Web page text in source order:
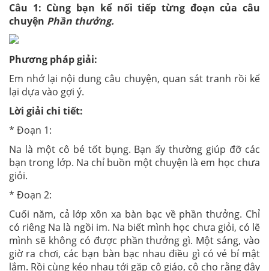
Câu 1: Cùng bạn kể nối tiếp từng đoạn của câu
chuyện Phần thưởng.
Phương pháp giải:
Em nhớ lại nội dung câu chuyện, quan sát tranh rồi kể
lại dựa vào gợi ý.
Lời giải chi tiết:
* Đoạn 1:
Na là một cô bé tốt bụng. Bạn ấy thường giúp đỡ các
bạn trong lớp. Na chỉ buồn một chuyện là em học chưa
giỏi.
* Đoạn 2:
Cuối năm, cả lớp xôn xa bàn bạc về phần thưởng. Chỉ
có riêng Na là ngồi im. Na biết mình học chưa giỏi, có lẽ
mình sẽ không có được phần thưởng gì. Một sáng, vào
giờ ra chơi, các bạn bàn bạc nhau điều gì có vẻ bí mật
lắm. Rồi cùng kéo nhau tới gặp cô giáo, cô cho rằng đây